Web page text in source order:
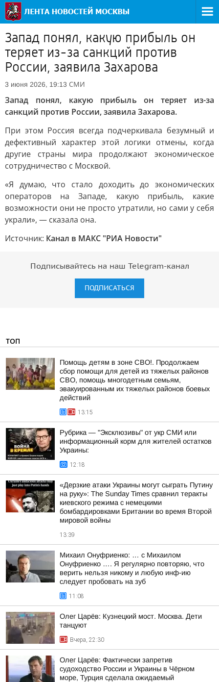
Запад понял, какую прибыль он
теряет из-за санкций против
России, заявила Захарова
3 июня 2026, 19:13 СМИ
Запад понял, какую прибыль он теряет из-за
санкций против России, заявила Захарова.
При этом Россия всегда подчеркивала безумный и
дефективный характер этой логики отмены, когда
другие страны мира продолжают экономическое
сотрудничество с Москвой.
«Я думаю, что стало доходить до экономических
операторов на Западе, какую прибыль, какие
возможности они не просто утратили, но сами у себя
украли», — сказала она.
Источник: Канал в МАКС "РИА Новости"
Подписывайтесь на наш Telegram-канал
ПОДПИСАТЬСЯ
ТОП
Помощь детям в зоне СВО!. Продолжаем
сбор помощи для детей из тяжелых районов
СВО, помощь многодетным семьям,
эвакуированным их тяжелых районов боевых
действий
13:15
Рубрика — "Эксклюзивы" от укр СМИ или
информационный корм для жителей остатков
Украины:
12:18
«Дерзкие атаки Украины могут сыграть Путину
на руку»: The Sunday Times сравнил теракты
киевского режима с немецкими
бомбардировками Британии во время Второй
мировой войны
13:39
Михаил Онуфриенко: … с Михаилом
Онуфриенко …. Я регулярно повторяю, что
верить нельзя никому и любую инф-ию
следует пробовать на зуб
11:08
Олег Царёв: Кузнецкий мост. Москва. Дети
танцуют
Вчера, 22:30
Олег Царёв: Фактически запретив
судоходство России и Украины в Чёрном
море, Турция сделала ожидаемый